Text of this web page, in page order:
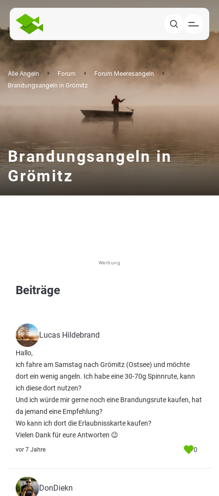
Alle Angeln Forum
Forum Meeresangeln
Brandungsangeln in Grömitz
Brandungsangeln in
Grömitz
Werbung
Beiträge
Lucas Hildebrand
Hallo,
ich fahre am Samstag nach Grömitz (Ostsee) und möchte
dort ein wenig angeln. Ich habe eine 30-70g Spinnrute, kann
ich diese dort nutzen?
Und ich würde mir gerne noch eine Brandungsrute kaufen, hat
da jemand eine Empfehlung?
Wo kann ich dort die Erlaubnisskarte kaufen?
Vielen Dank für eure Antworten 😉
vor 7 Jahre 0
DonDiekn